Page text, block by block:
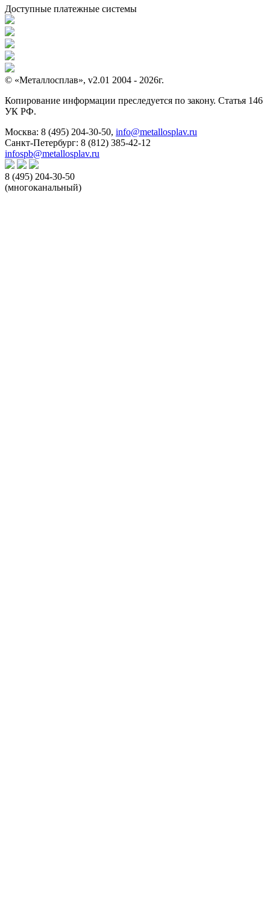
Доступные платежные системы
© «Металлосплав», v2.01 2004 - 2026г.
Копирование информации преследуется по закону. Статья 146
УК РФ.
Москва: 8 (495) 204-30-50, info@metallosplav.ru
Санкт-Петербург: 8 (812) 385-42-12
infospb@metallosplav.ru
8 (495) 204-30-50
(многоканальный)